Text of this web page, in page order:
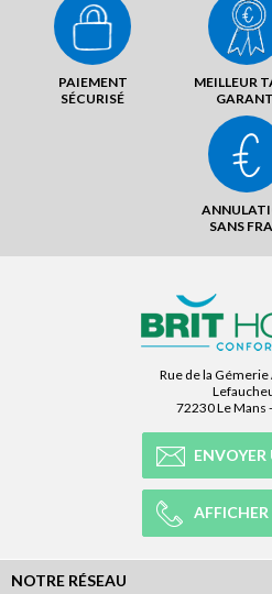
PAIEMENT
SÉCURISÉ
MEILLEUR
SANS
Rue de la
72230 Le Mans
AFFICHER
NOTRE RÉSEAU